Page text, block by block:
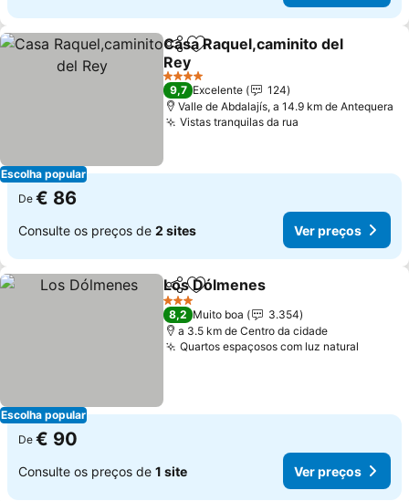
Escolha popular
PartilharAdicionar aos favoritos
Casa Raquel,caminito del
Rey
4 Estrelas
9,7 Excelente
124
Valle de Abdalajís, a 14.9 km de Antequera
Vistas tranquilas da rua
De € 86
Consulte os preços de 2 sites Ver preços
Escolha popular
PartilharAdicionar aos favoritos
Los Dólmenes
3 Estrelas
8,2 Muito boa
3.354
a 3.5 km de Centro da cidade
Quartos espaçosos com luz natural
De € 90
Consulte os preços de 1 site Ver preços